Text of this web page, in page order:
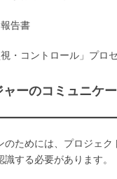
告書
・コントロール」プロ
ーのコミュニケ
のためには、プロジェ
する必要があります。